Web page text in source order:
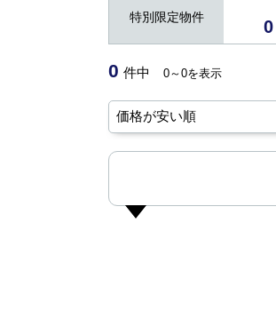
特別限定物件 0
0 件中 0～0を表示